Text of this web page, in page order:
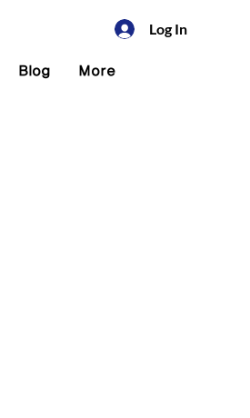
Log In
Blog More